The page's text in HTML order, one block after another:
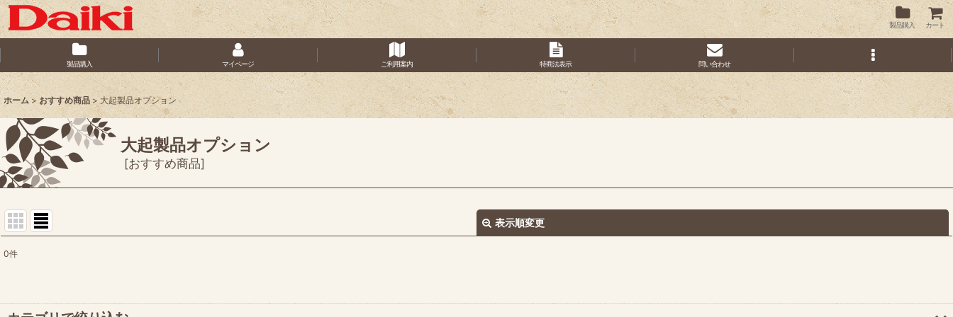
製品購入 カート
製品購入 マイページ ご利用案内 特商法表示 問い合わせ
ホーム > おすすめ商品 > 大起製品オプション
大起製品オプション
[おすすめ商品]
表示順変更
表示数:
0件